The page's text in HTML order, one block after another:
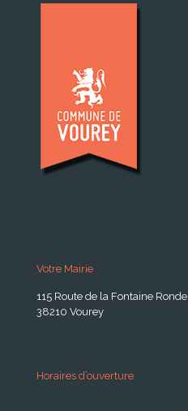
Votre Mairie
115 Route de la Fontaine Ronde
38210 Vourey
Horaires d’ouverture